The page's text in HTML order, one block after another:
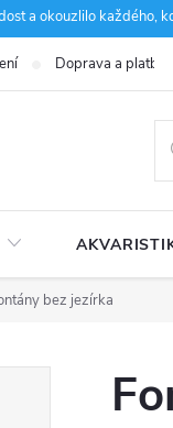
a okouzlilo každého,
Doprava a platba
bez jezírka